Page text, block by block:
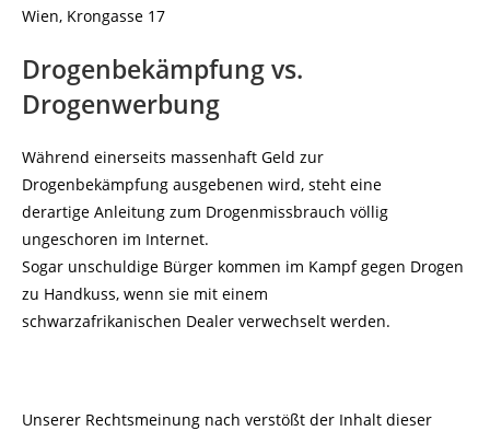
Wien, Krongasse 17
Drogenbekämpfung vs.
Drogenwerbung
Während einerseits massenhaft Geld zur
Drogenbekämpfung ausgebenen wird, steht eine
derartige Anleitung zum Drogenmissbrauch völlig
ungeschoren im Internet.
Sogar unschuldige Bürger kommen im Kampf gegen Drogen
zu Handkuss, wenn sie mit einem
schwarzafrikanischen Dealer verwechselt werden.
Unserer Rechtsmeinung nach verstößt der Inhalt dieser